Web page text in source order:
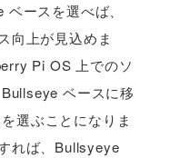
ースを選べば、
向上が見込めま
Pi OS 上でのソ
ベースに移
選ぶことになりま
れば、Bullsyeye